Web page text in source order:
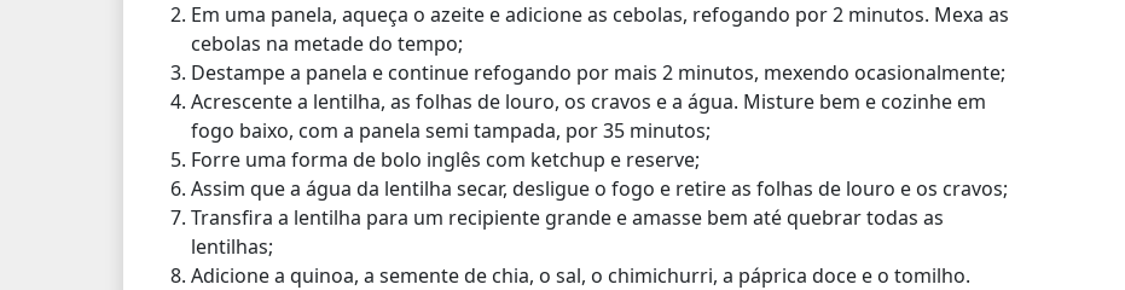
Em uma panela, aqueça o azeite e adicione as cebolas, refogando por 2 minutos. Mexa as
cebolas na metade do tempo;
Destampe a panela e continue refogando por mais 2 minutos, mexendo ocasionalmente;
Acrescente a lentilha, as folhas de louro, os cravos e a água. Misture bem e cozinhe em
fogo baixo, com a panela semi tampada, por 35 minutos;
Forre uma forma de bolo inglês com ketchup e reserve;
Assim que a água da lentilha secar, desligue o fogo e retire as folhas de louro e os cravos;
Transfira a lentilha para um recipiente grande e amasse bem até quebrar todas as
lentilhas;
Adicione a quinoa, a semente de chia, o sal, o chimichurri, a páprica doce e o tomilho.